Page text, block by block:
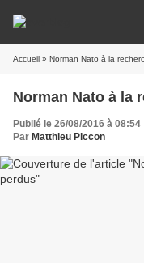
Accueil » Norman Nato à la
Norman Nato à la
Publié le 26/08/2016 à 08:54
Par Matthieu Piccon